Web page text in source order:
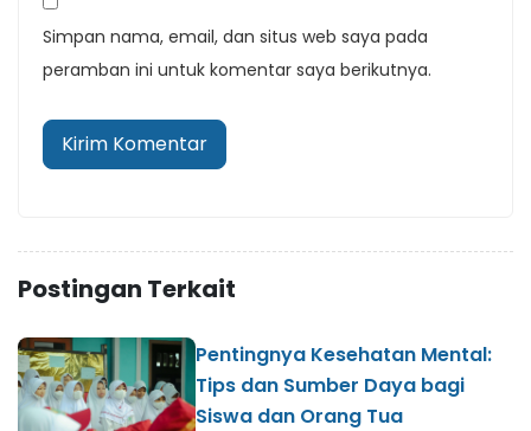
Simpan nama, email, dan situs web saya pada
peramban ini untuk komentar saya berikutnya.
Postingan Terkait
Pentingnya Kesehatan Mental:
Tips dan Sumber Daya bagi
Siswa dan Orang Tua